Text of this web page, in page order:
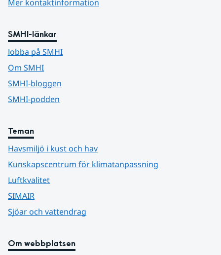
Mer kontaktinformation
SMHI-länkar
Jobba på SMHI
Om SMHI
SMHI-bloggen
SMHI-podden
Teman
Havsmiljö i kust och hav
Kunskapscentrum för klimatanpassning
Luftkvalitet
SIMAIR
Sjöar och vattendrag
Om webbplatsen